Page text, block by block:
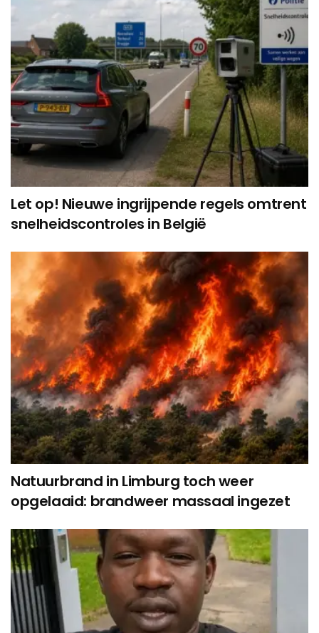
Let op! Nieuwe ingrijpende regels omtrent
snelheidscontroles in België
Natuurbrand in Limburg toch weer
opgelaaid: brandweer massaal ingezet